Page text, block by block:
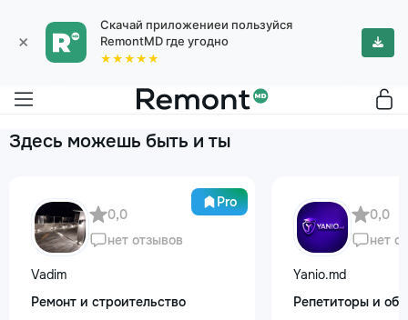
×
Скачай приложениеи пользуйся
RemontMD где угодно
★★★★★
Здесь можешь быть и ты
Pro
0,0
нет отзывов
Vadim
Ремонт и строительство
0,0
нет
Yanio.md
Репетиторы и